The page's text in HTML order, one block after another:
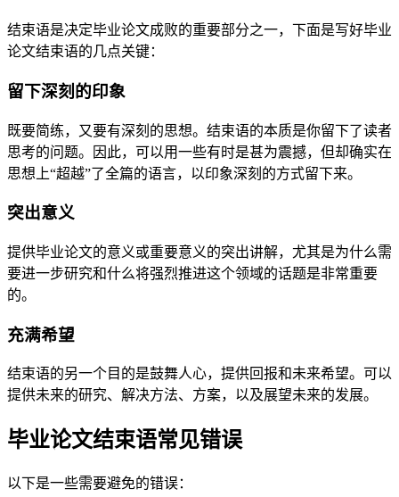
结束语是决定毕业论文成败的重要部分之一，下面是写好毕业
论文结束语的几点关键：
留下深刻的印象
既要简练，又要有深刻的思想。结束语的本质是你留下了读者
思考的问题。因此，可以用一些有时是甚为震撼，但却确实在
思想上“超越”了全篇的语言，以印象深刻的方式留下来。
突出意义
提供毕业论文的意义或重要意义的突出讲解，尤其是为什么需
要进一步研究和什么将强烈推进这个领域的话题是非常重要
的。
充满希望
结束语的另一个目的是鼓舞人心，提供回报和未来希望。可以
提供未来的研究、解决方法、方案，以及展望未来的发展。
毕业论文结束语常见错误
以下是一些需要避免的错误：